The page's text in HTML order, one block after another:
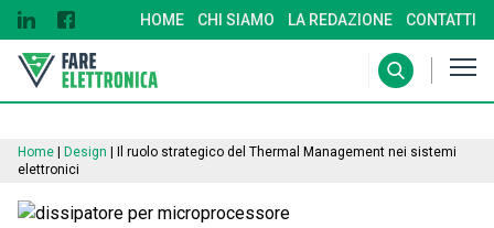
HOME CHI SIAMO LA REDAZIONE CONTATTI
Home Design
Il ruolo strategico del Thermal Management nei sistemi
elettronici